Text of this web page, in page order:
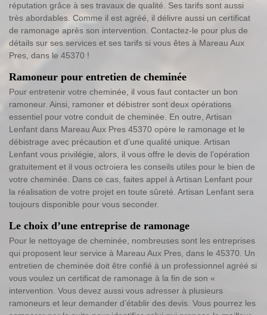
réputation grâce à ses travaux de qualité. Ses tarifs sont aussi
très abordables. Comme il est agréé, il délivre aussi un certificat
de ramonage après son intervention. Contactez-le pour plus de
détails sur ses services et ses tarifs si vous êtes à Mareau Aux
Pres, dans le 45370 !
Ramoneur pour entretien de cheminée
Pour entretenir votre cheminée, il vous faut contacter un bon
ramoneur. Ainsi, ramoner et débistrer sont deux opérations
essentiel pour votre conduit de cheminée. En outre, Artisan
Lenfant dans Mareau Aux Pres 45370 opère le ramonage et le
débistrage avec précaution et d’une qualité unique. Artisan
Lenfant vous privilégie, alors, il vous offre le devis de l’opération
gratuitement et il vous octroiera les conseils utiles pour le bien de
votre cheminée. Dans ce cas, faites appel à Artisan Lenfant pour
la réalisation de votre projet en toute sûreté. Artisan Lenfant sera
toujours disponible pour vous seconder.
Le choix d’une entreprise de ramonage
Pour le nettoyage de cheminée, nombreuses sont les entreprises
qui proposent leur service à Mareau Aux Pres, dans le 45370. Un
entretien de cheminée doit être confié à un professionnel agréé si
vous voulez un certificat de ramonage à la fin de son «
intervention. Vous devez aussi vous adresser à plusieurs
ramoneurs et leur demander d’établir des devis. Vous pourrez les